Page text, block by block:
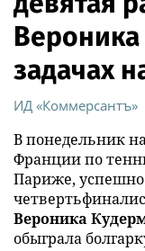
задачах
ИД «Коммерсантъ»
В понедельник
Франции по
Париже, успешно
Вероника
обыграла